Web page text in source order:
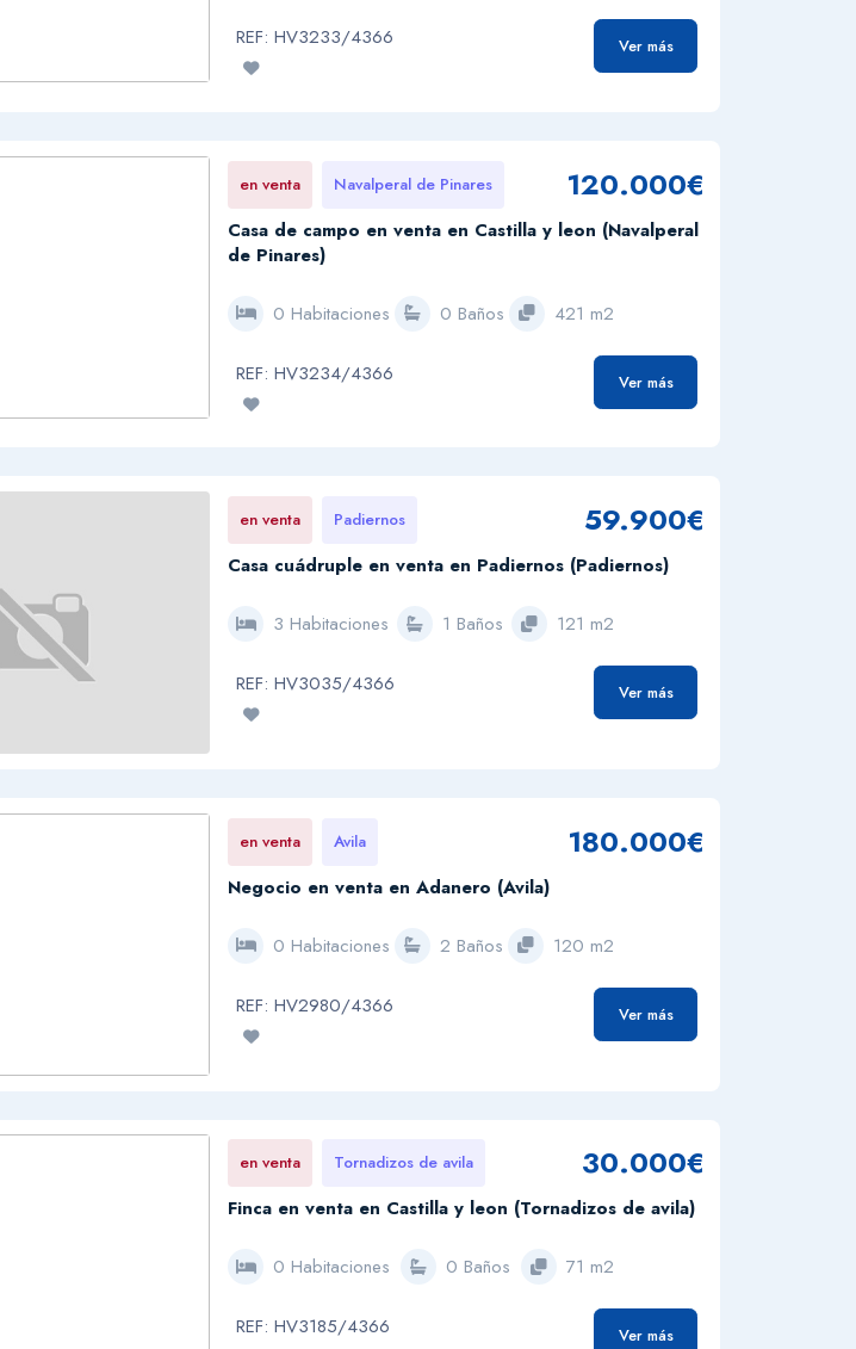
REF: HV3233/4366 Ver más
en venta Navalperal de Pinares 120.000€
Casa de campo en venta en Castilla y leon (Navalperal
de Pinares)
0 Habitaciones 0 Baños 421 m2
REF: HV3234/4366 Ver más
en venta Padiernos 59.900€
Casa cuádruple en venta en Padiernos (Padiernos)
3 Habitaciones 1 Baños 121 m2
REF: HV3035/4366 Ver más
en venta Avila 180.000€
Negocio en venta en Adanero (Avila)
0 Habitaciones 2 Baños 120 m2
REF: HV2980/4366 Ver más
en venta Tornadizos de avila 30.000€
Finca en venta en Castilla y leon (Tornadizos de avila)
0 Habitaciones 0 Baños 71 m2
REF: HV3185/4366 Ver más